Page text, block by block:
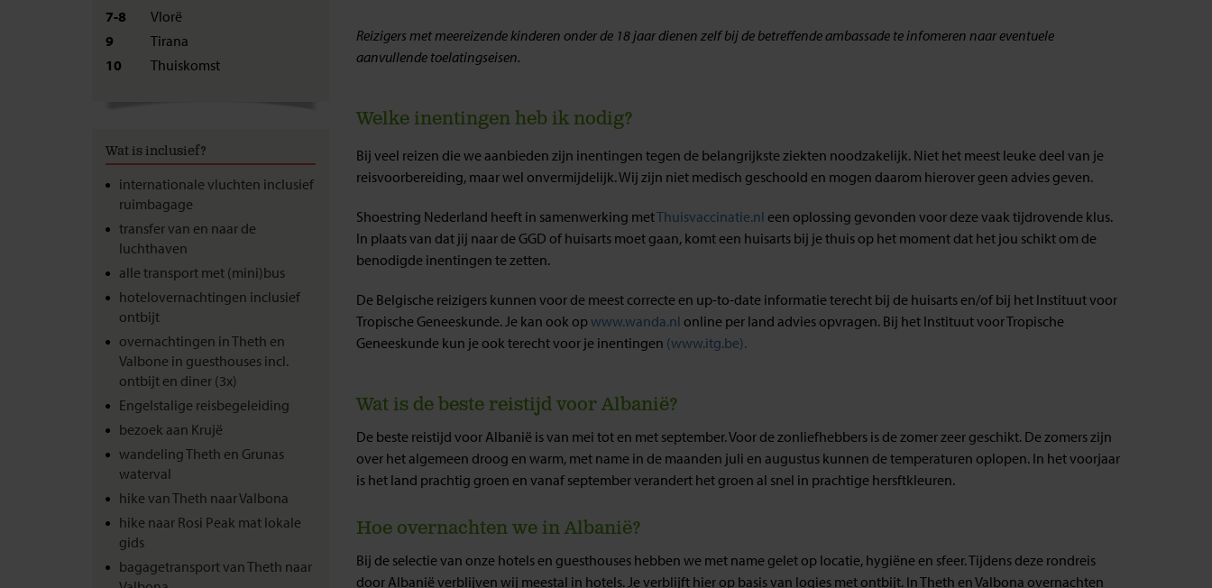
7-8
Vlorë
9
Tirana
10
Thuiskomst
Wat is inclusief?
internationale vluchten inclusief
ruimbagage
transfer van en naar de
luchthaven
alle transport met (mini)bus
hotelovernachtingen inclusief
ontbijt
overnachtingen in Theth en
Valbone in guesthouses incl.
ontbijt en diner (3x)
Engelstalige reisbegeleiding
bezoek aan Krujë
wandeling Theth en Grunas
waterval
hike van Theth naar Valbona
hike naar Rosi Peak mat lokale
gids
bagagetransport van Theth naar
Reizigers met meereizende kinderen onder de 18 jaar dienen zelf bij de betreffende ambassade te infomeren naar eventuele
aanvullende toelatingseisen.
Welke inentingen heb ik nodig?
Bij veel reizen die we aanbieden zijn inentingen tegen de belangrijkste ziekten noodzakelijk. Niet het meest leuke deel van je
reisvoorbereiding, maar wel onvermijdelijk. Wij zijn niet medisch geschoold en mogen daarom hierover geen advies geven.
Shoestring Nederland heeft in samenwerking metThuisvaccinatie.nl een oplossing gevonden voor deze vaak tijdrovende klus.
In plaats van dat jij naar de GGD of huisarts moet gaan, komt een huisarts bij je thuis op het moment dat het jou schikt om de
benodigde inentingen te zetten.
De Belgische reizigers kunnen voor de meest correcte en up-to-date informatie terecht bij de huisarts en/of bij het Instituut voor
Tropische Geneeskunde. Je kan ook opwww.wanda.nl online per land advies opvragen. Bij het Instituut voor Tropische
Geneeskunde kun je ook terecht voor je inentingen (www.itg.be).
Wat is de beste reistijd voor Albanië?
De beste reistijd voor Albanië is van mei tot en met september. Voor de zonliefhebbers is de zomer zeer geschikt. De zomers zijn
over het algemeen droog en warm, met name in de maanden juli en augustus kunnen de temperaturen oplopen. In het voorjaar
is het land prachtig groen en vanaf september verandert het groen al snel in prachtige hersftkleuren.
Hoe overnachten we in Albanië?
Bij de selectie van onze hotels en guesthouses hebben we met name gelet op locatie, hygiëne en sfeer. Tijdens deze rondreis
door Albanië verblijven wij meestal in hotels. Je verblijft hier op basis van logies met ontbijt. In Theth en Valbona overnachten